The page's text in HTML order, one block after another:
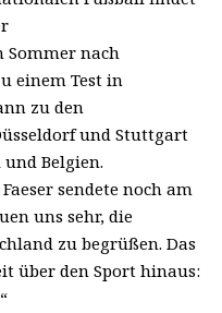
Sommer nach
einem Test in
zu den
und Stuttgart
Belgien.
sendete noch am
uns sehr, die
zu begrüßen. Das
über den Sport hinaus: